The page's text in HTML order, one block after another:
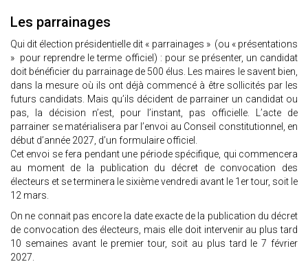
Les parrainages
Qui dit élection présidentielle dit « parrainages » (ou « présentations
» pour reprendre le terme officiel) : pour se présenter, un candidat
doit bénéficier du parrainage de 500 élus. Les maires le savent bien,
dans la mesure où ils ont déjà commencé à être sollicités par les
futurs candidats. Mais qu’ils décident de parrainer un candidat ou
pas, la décision n’est, pour l’instant, pas officielle. L’acte de
parrainer se matérialisera par l’envoi au Conseil constitutionnel, en
début d’année 2027, d’un formulaire officiel.
Cet envoi se fera pendant une période spécifique, qui commencera
au moment de la publication du décret de convocation des
électeurs et se terminera le sixième vendredi avant le 1er tour, soit le
12 mars.
On ne connait pas encore la date exacte de la publication du décret
de convocation des électeurs, mais elle doit intervenir au plus tard
10 semaines avant le premier tour, soit au plus tard le 7 février
2027.